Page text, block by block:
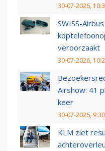
30-07-2026,
SWISS-
veroorzaakt
30-07-2026,
Airshow: 41
keer
30-07-2026, 9:30
KLM ziet